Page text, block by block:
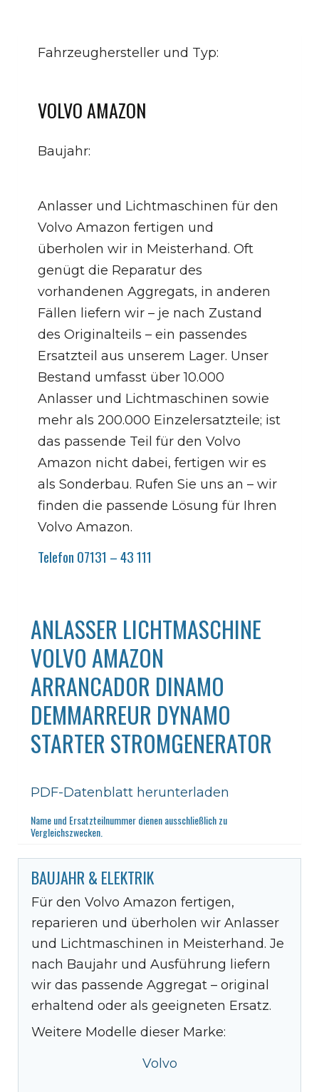
Fahrzeughersteller und Typ:
VOLVO AMAZON
Baujahr:
Anlasser und Lichtmaschinen für den
Volvo Amazon fertigen und
überholen wir in Meisterhand. Oft
genügt die Reparatur des
vorhandenen Aggregats, in anderen
Fällen liefern wir – je nach Zustand
des Originalteils – ein passendes
Ersatzteil aus unserem Lager. Unser
Bestand umfasst über 10.000
Anlasser und Lichtmaschinen sowie
mehr als 200.000 Einzelersatzteile; ist
das passende Teil für den Volvo
Amazon nicht dabei, fertigen wir es
als Sonderbau. Rufen Sie uns an – wir
finden die passende Lösung für Ihren
Volvo Amazon.
Telefon 07131 – 43 111
ANLASSER LICHTMASCHINE
VOLVO AMAZON
ARRANCADOR DINAMO
DEMMARREUR DYNAMO
STARTER STROMGENERATOR
PDF-Datenblatt herunterladen
Name und Ersatzteilnummer dienen ausschließlich zu
Vergleichszwecken.
BAUJAHR & ELEKTRIK
Für den Volvo Amazon fertigen,
reparieren und überholen wir Anlasser
und Lichtmaschinen in Meisterhand. Je
nach Baujahr und Ausführung liefern
wir das passende Aggregat – original
erhaltend oder als geeigneten Ersatz.
Weitere Modelle dieser Marke:
Volvo